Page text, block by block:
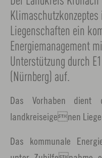
Liegenschaften ein
Energiemanagement
Unterstützung durch
(Nürnberg) auf.
Das Vorhaben dient
landkreiseigenen
Das kommunale